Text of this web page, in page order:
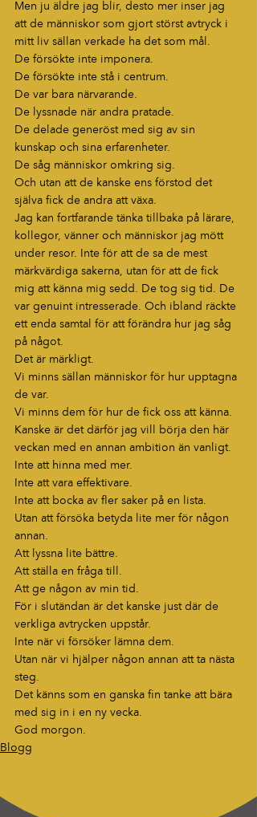
Men ju äldre jag blir, desto mer inser jag
att de människor som gjort störst avtryck i
mitt liv sällan verkade ha det som mål.
De försökte inte imponera.
De försökte inte stå i centrum.
De var bara närvarande.
De lyssnade när andra pratade.
De delade generöst med sig av sin
kunskap och sina erfarenheter.
De såg människor omkring sig.
Och utan att de kanske ens förstod det
själva fick de andra att växa.
Jag kan fortfarande tänka tillbaka på lärare,
kollegor, vänner och människor jag mött
under resor. Inte för att de sa de mest
märkvärdiga sakerna, utan för att de fick
mig att känna mig sedd. De tog sig tid. De
var genuint intresserade. Och ibland räckte
ett enda samtal för att förändra hur jag såg
på något.
Det är märkligt.
Vi minns sällan människor för hur upptagna
de var.
Vi minns dem för hur de fick oss att känna.
Kanske är det därför jag vill börja den här
veckan med en annan ambition än vanligt.
Inte att hinna med mer.
Inte att vara effektivare.
Inte att bocka av fler saker på en lista.
Utan att försöka betyda lite mer för någon
annan.
Att lyssna lite bättre.
Att ställa en fråga till.
Att ge någon av min tid.
För i slutändan är det kanske just där de
verkliga avtrycken uppstår.
Inte när vi försöker lämna dem.
Utan när vi hjälper någon annan att ta nästa
steg.
Det känns som en ganska fin tanke att bära
med sig in i en ny vecka.
God morgon.
Blogg